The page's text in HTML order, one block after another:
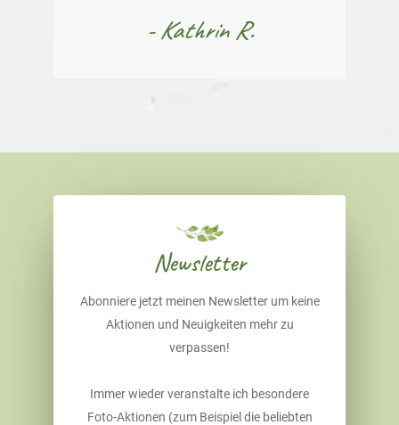
- Kathrin R.
Newsletter
Abonniere jetzt meinen Newsletter um keine
Aktionen und Neuigkeiten mehr zu
verpassen!
Immer wieder veranstalte ich besondere
Foto-Aktionen (zum Beispiel die beliebten